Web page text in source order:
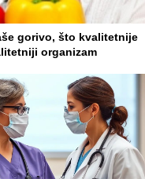
gorivo, što kvalitetnije
organizam